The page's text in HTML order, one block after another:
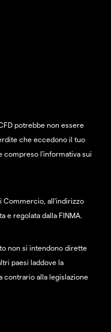
potrebbe non essere
che eccedono il tuo
compreso l'informativa sui
Commercio, all'indirizzo
e regolata dalla FINMA.
non si intendono dirette
paesi laddove la
contrario alla legislazione